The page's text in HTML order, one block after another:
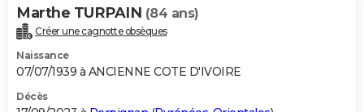
Marthe TURPAIN (84 ans)
Créer une cagnotte obsèques
Naissance
07/07/1939 à ANCIENNE COTE D'IVOIRE
Décès